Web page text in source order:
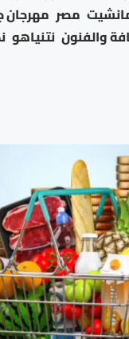
مصر
والفنون نتنياهو